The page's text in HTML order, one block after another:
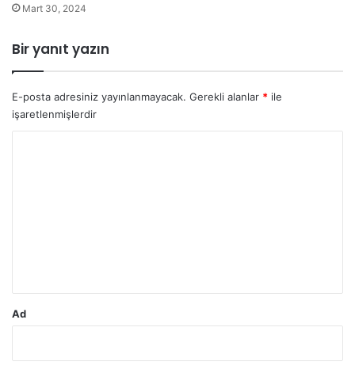
Mart 30, 2024
Bir yanıt yazın
E-posta adresiniz yayınlanmayacak. Gerekli alanlar * ile
işaretlenmişlerdir
Ad